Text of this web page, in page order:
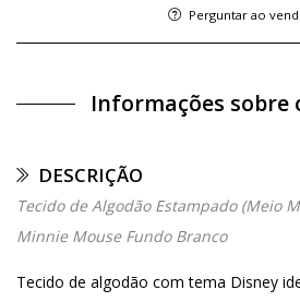
Perguntar ao
Informações sobre
DESCRIÇÃO
Tecido de Algodão Estampado (Meio
Minnie Mouse Fundo Branco
Tecido de algodão com tema Disney